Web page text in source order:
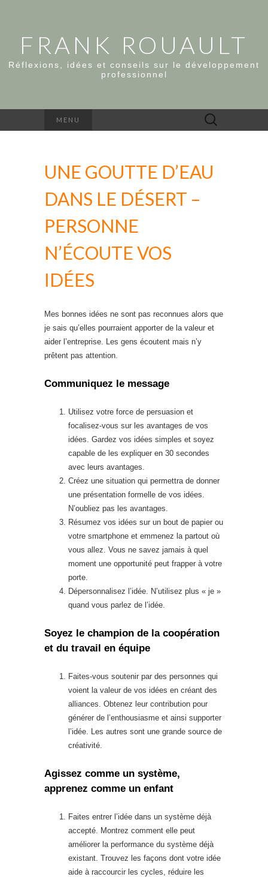
FRANK ROUAULT
Réflexions, idées et conseils sur le développement
professionnel
MENU Rechercher :
UNE GOUTTE D’EAU
DANS LE DÉSERT –
PERSONNE
N’ÉCOUTE VOS
IDÉES
Mes bonnes idées ne sont pas reconnues alors que
je sais qu’elles pourraient apporter de la valeur et
aider l’entreprise. Les gens écoutent mais n’y
prêtent pas attention.
Communiquez le message
Utilisez votre force de persuasion et
focalisez-vous sur les avantages de vos
idées. Gardez vos idées simples et soyez
capable de les expliquer en 30 secondes
avec leurs avantages.
Créez une situation qui permettra de donner
une présentation formelle de vos idées.
N’oubliez pas les avantages.
Résumez vos idées sur un bout de papier ou
votre smartphone et emmenez la partout où
vous allez. Vous ne savez jamais à quel
moment une opportunité peut frapper à votre
porte.
Dépersonnalisez l’idée. N’utilisez plus « je »
quand vous parlez de l’idée.
Soyez le champion de la coopération
et du travail en équipe
Faites-vous soutenir par des personnes qui
voient la valeur de vos idées en créant des
alliances. Obtenez leur contribution pour
générer de l’enthousiasme et ainsi supporter
l’idée. Les autres sont une grande source de
créativité.
Agissez comme un système,
apprenez comme un enfant
Faites entrer l’idée dans un système déjà
accepté. Montrez comment elle peut
améliorer la performance du système déjà
existant. Trouvez les façons dont votre idée
aide à raccourcir les cycles, réduire les